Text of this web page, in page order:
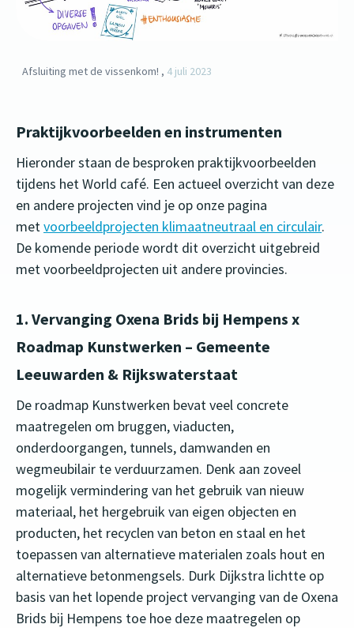
Afsluiting met de vissenkom! , 4 juli 2023
Praktijkvoorbeelden en instrumenten
Hieronder staan de besproken praktijkvoorbeelden
tijdens het World café. Een actueel overzicht van deze
en andere projecten vind je op onze pagina
metvoorbeeldprojecten klimaatneutraal en circulair.
De komende periode wordt dit overzicht uitgebreid
met voorbeeldprojecten uit andere provincies.
1. Vervanging Oxena Brids bij Hempens x
Roadmap Kunstwerken – Gemeente
Leeuwarden & Rijkswaterstaat
De roadmap Kunstwerken bevat veel concrete
maatregelen om bruggen, viaducten,
onderdoorgangen, tunnels, damwanden en
wegmeubilair te verduurzamen. Denk aan zoveel
mogelijk vermindering van het gebruik van nieuw
materiaal, het hergebruik van eigen objecten en
producten, het recyclen van beton en staal en het
toepassen van alternatieve materialen zoals hout en
alternatieve betonmengsels. Durk Dijkstra lichtte op
basis van het lopende project vervanging van de Oxena
Brids bij Hempens toe hoe deze maatregelen op